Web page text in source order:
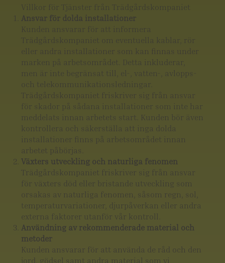
Villkor för Tjänster från Trädgårdskompaniet
Ansvar för dolda installationer
Kunden ansvarar för att informera
Trädgårdskompaniet om eventuella kablar, rör
eller andra installationer som kan finnas under
marken på arbetsområdet. Detta inkluderar,
men är inte begränsat till, el-, vatten-, avlopps-
och telekommunikationsledningar.
Trädgårdskompaniet friskriver sig från ansvar
för skador på sådana installationer som inte har
meddelats innan arbetets start. Kunden bör även
kontrollera och säkerställa att inga dolda
installationer finns på arbetsområdet innan
arbetet påbörjas.
Växters utveckling och naturliga fenomen
Trädgårdskompaniet friskriver sig från ansvar
för växters död eller bristande utveckling som
orsakas av naturliga fenomen, såsom regn, sol,
temperaturvariationer, djurpåverkan eller andra
externa faktorer utanför vår kontroll.
Användning av rekommenderade material och
metoder
Kunden ansvarar för att använda de råd och den
jord, gödsel samt andra material som vi